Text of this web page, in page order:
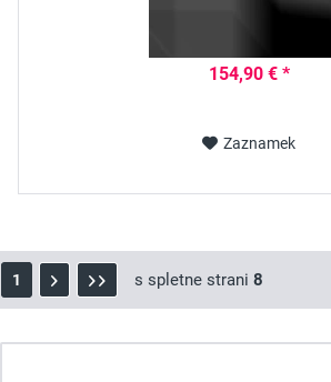
154,90 € *
Zaznamek
1 s spletne strani 8